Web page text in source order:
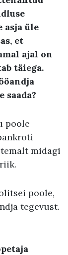
asja üle
et
ajal on
täiega.
saada?
poole
midagi
poole,
tegevust.